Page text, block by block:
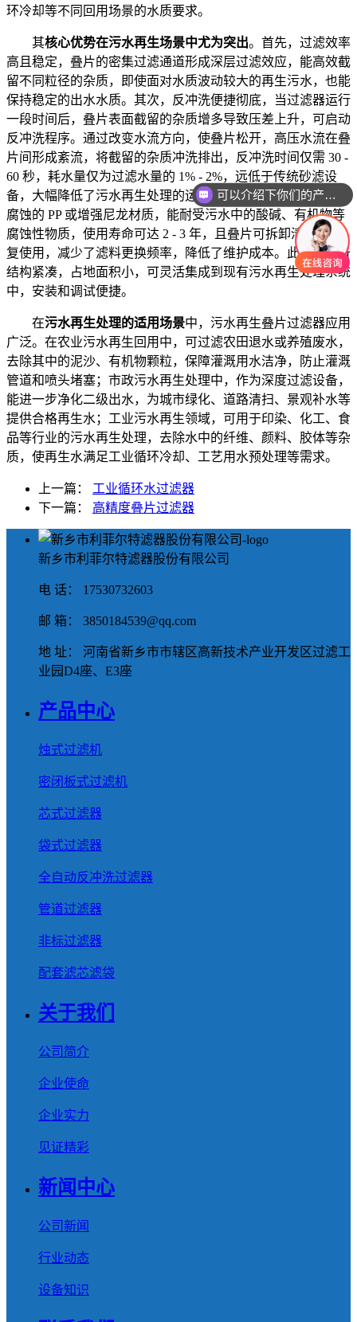
环冷却等不同回用场景的水质要求。
其核心优势在污水再生场景中尤为突出。首先，过滤效率
高且稳定，叠片的密集过滤通道形成深层过滤效应，能高效截
留不同粒径的杂质，即使面对水质波动较大的再生污水，也能
保持稳定的出水水质。其次，反冲洗便捷彻底，当过滤器运行
一段时间后，叠片表面截留的杂质增多导致压差上升，可启动
反冲洗程序。通过改变水流方向，使叠片松开，高压水流在叠
片间形成紊流，将截留的杂质冲洗排出，反冲洗时间仅需 30 -
60 秒，耗水量仅为过滤水量的 1% - 2%，远低于传统砂滤设
备，大幅降低了污水再生处理的运行成本。同时，叠片采用耐
腐蚀的 PP 或增强尼龙材质，能耐受污水中的酸碱、有机物等
腐蚀性物质，使用寿命可达 2 - 3 年，且叠片可拆卸清洗后重
复使用，减少了滤料更换频率，降低了维护成本。此外，设备
结构紧凑，占地面积小，可灵活集成到现有污水再生处理系统
中，安装和调试便捷。
在污水再生处理的适用场景中，污水再生叠片过滤器应用
广泛。在农业污水再生回用中，可过滤农田退水或养殖废水，
去除其中的泥沙、有机物颗粒，保障灌溉用水洁净，防止灌溉
管道和喷头堵塞；市政污水再生处理中，作为深度过滤设备，
能进一步净化二级出水，为城市绿化、道路清扫、景观补水等
提供合格再生水；工业污水再生领域，可用于印染、化工、食
品等行业的污水再生处理，去除水中的纤维、颜料、胶体等杂
质，使再生水满足工业循环冷却、工艺用水预处理等需求。
上一篇： 工业循环水过滤器
下一篇： 高精度叠片过滤器
新乡市利菲尔特滤器股份有限公司
电 话： 17530732603
邮 箱： 3850184539@qq.com
地 址： 河南省新乡市市辖区高新技术产业开发区过滤工
业园D4座、E3座
产品中心
烛式过滤机
密闭板式过滤机
芯式过滤器
袋式过滤器
全自动反冲洗过滤器
管道过滤器
非标过滤器
配套滤芯滤袋
关于我们
公司简介
企业使命
企业实力
见证精彩
新闻中心
公司新闻
行业动态
设备知识
可以介绍下你们的产品么